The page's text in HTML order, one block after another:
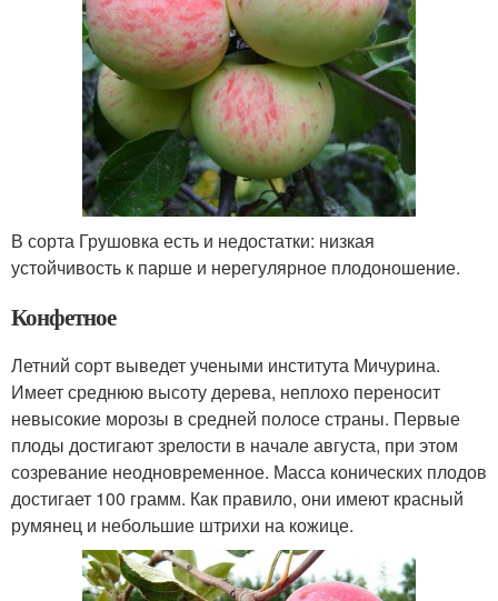
В сорта Грушовка есть и недостатки: низкая
устойчивость к парше и нерегулярное плодоношение.
Конфетное
Летний сорт выведет учеными института Мичурина.
Имеет среднюю высоту дерева, неплохо переносит
невысокие морозы в средней полосе страны. Первые
плоды достигают зрелости в начале августа, при этом
созревание неодновременное. Масса конических плодов
достигает 100 грамм. Как правило, они имеют красный
румянец и небольшие штрихи на кожице.